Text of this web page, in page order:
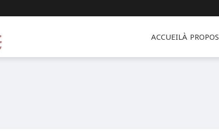
ACCUEILÀ PROPOS